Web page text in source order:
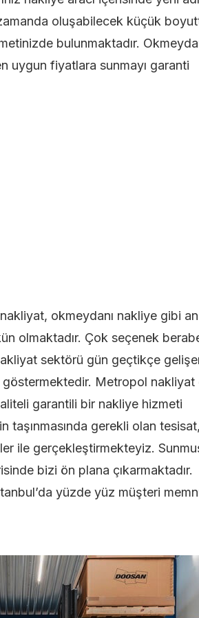
oluşabilecek küçük
bulunmaktadır.
uygun fiyatlara sunmayı garanti
okmeydanı nakliye gibi
olmaktadır. Çok seçenek
sektörü gün geçtikçe
göstermektedir. Metropol nakliyat
garantili bir nakliye hizmeti
taşınmasında gerekli olan tesisat,
ile gerçekleştirmekteyiz.
bizi ön plana çıkarmaktadır.
yüzde yüz müşteri